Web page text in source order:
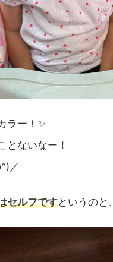
ラー！✨
とないなー！
／
セルフですというのと、